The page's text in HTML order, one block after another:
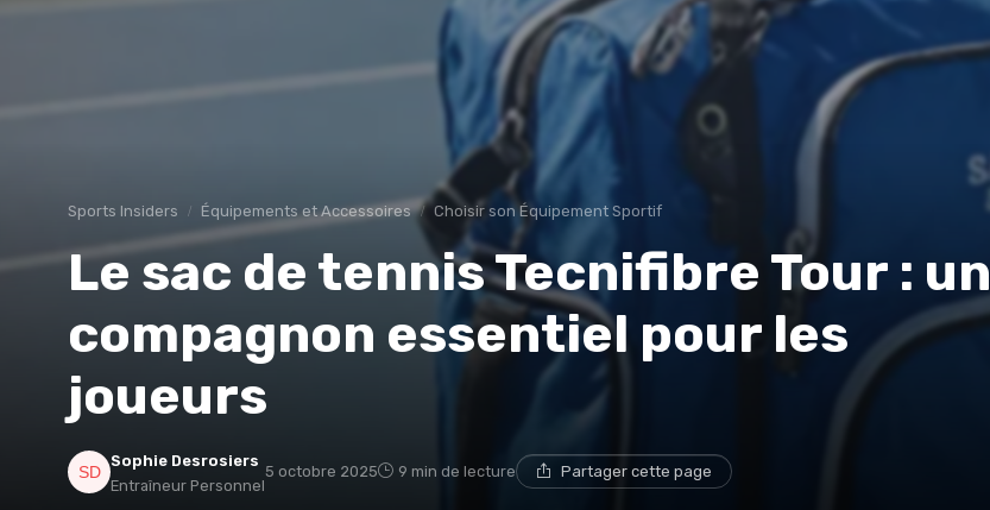
Sports Insiders Équipements et Accessoires Choisir son Équipement Sportif
Le sac de tennis Tecnifibre Tour : un
compagnon essentiel pour les
joueurs
Sophie Desrosiers
Entraîneur Personnel
5 octobre 2025 9 min de lecture Partager cette page